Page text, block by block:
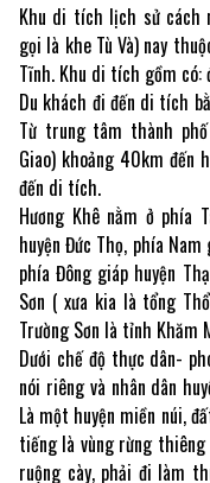
Khu di tích lịch sử cách
gọi là khe Tù Và) nay
Tĩnh. Khu di tích gồm có:
Du khách đi đến di tích
Từ trung tâm thành
Giao) khoảng 40km đến
đến di tích.
Hương Khê nằm ở phía
huyện Đức Thọ, phía
phía Đông giáp huyện
Sơn ( xưa kia là tổng
Trường Sơn là tỉnh Khăm
Dưới chế độ thực dân-
nói riêng và nhân dân
Là một huyện miền núi,
tiếng là vùng rừng thiêng
ruộng cày, phải đi làm